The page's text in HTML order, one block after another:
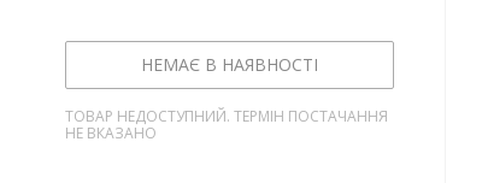
НЕМАЄ В НАЯВНОСТІ
ТОВАР НЕДОСТУПНИЙ. ТЕРМІН ПОСТАЧАННЯ
НЕ ВКАЗАНО